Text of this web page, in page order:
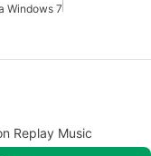
Windows 7
Replay Music